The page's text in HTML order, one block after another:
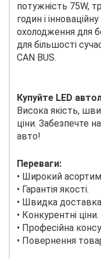
потужність 75W,
годин і
охолодження для
для більшості
CAN BUS.
Купуйте LED
Висока якість,
ціни. Забезпечте
авто!
Переваги:
• Широкий
• Гарантія якості.
• Швидка
• Конкурентні ціни.
• Професійна
• Повернення